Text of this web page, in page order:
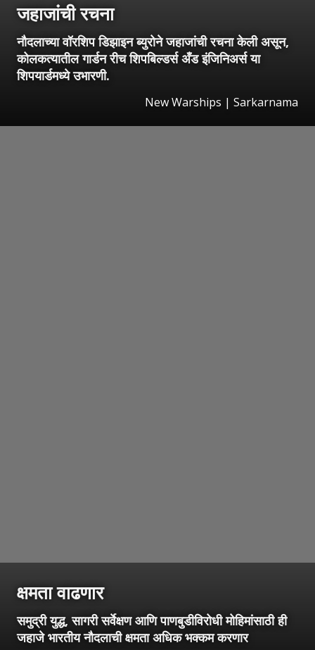
जहाजांची रचना
नौदलाच्या वॉरशिप डिझाइन ब्युरोने जहाजांची रचना केली असून,
कोलकत्यातील गार्डन रीच शिपबिल्डर्स अँड इंजिनिअर्स या
शिपयार्डमध्ये उभारणी.
New Warships | Sarkarnama
क्षमता वाढणार
समुद्री युद्ध, सागरी सर्वेक्षण आणि पाणबुडीविरोधी मोहिमांसाठी ही
जहाजे भारतीय नौदलाची क्षमता अधिक भक्कम करणार